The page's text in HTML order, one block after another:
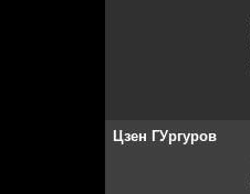
Цзен ГУргуров